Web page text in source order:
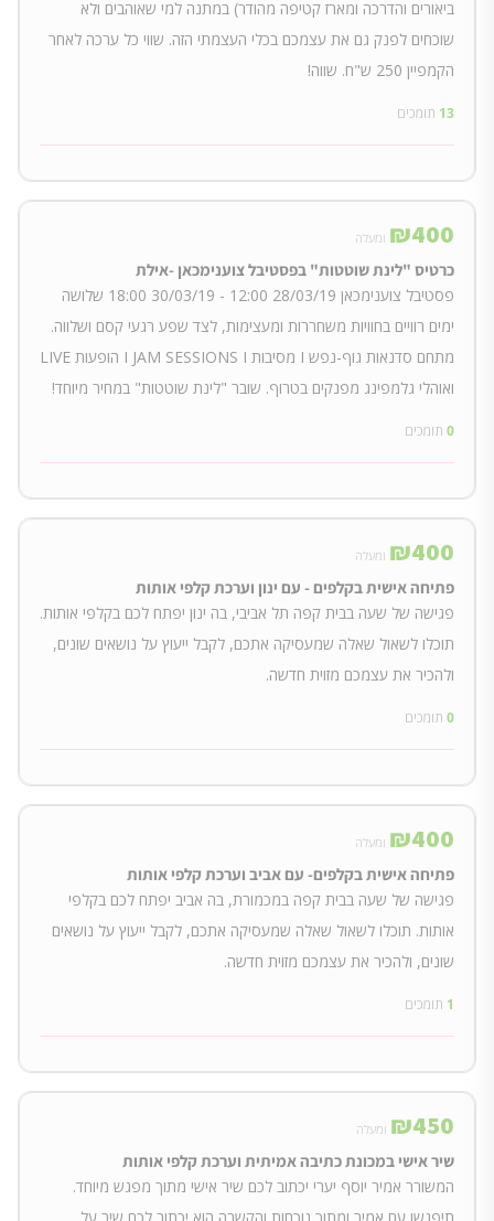
ביאורים והדרכה ומארז קטיפה מהודר) במתנה למי שאוהבים ולא
שוכחים לפנק גם את עצמכם בכלי העצמתי הזה. שווי כל ערכה לאחר
הקמפיין 250 ש"ח. שווה!
13 תומכים
₪400 ומעלה
כרטיס "לינת שוטטות" בפסטיבל צוענימכאן -אילת
פסטיבל צוענימכאן 28/03/19 12:00 - 30/03/19 18:00 שלושה
ימים רוויים בחוויות משחררות ומעצימות, לצד שפע רגעי קסם ושלווה.
מתחם סדנאות גוף-נפש I מסיבות I JAM SESSIONS I הופעות LIVE
ואוהלי גלמפינג מפנקים בטרוף. שובר "לינת שוטטות" במחיר מיוחד!
0 תומכים
₪400 ומעלה
פתיחה אישית בקלפים - עם ינון וערכת קלפי אותות
פגישה של שעה בבית קפה תל אביבי, בה ינון יפתח לכם בקלפי אותות.
תוכלו לשאול שאלה שמעסיקה אתכם, לקבל ייעוץ על נושאים שונים,
ולהכיר את עצמכם מזוית חדשה.
0 תומכים
₪400 ומעלה
פתיחה אישית בקלפים- עם אביב וערכת קלפי אותות
פגישה של שעה בבית קפה במכמורת, בה אביב יפתח לכם בקלפי
אותות. תוכלו לשאול שאלה שמעסיקה אתכם, לקבל ייעוץ על נושאים
שונים, ולהכיר את עצמכם מזוית חדשה.
1 תומכים
₪450 ומעלה
שיר אישי במכונת כתיבה אמיתית וערכת קלפי אותות
המשורר אמיר יוסף יערי יכתוב לכם שיר אישי מתוך מפגש מיוחד.
תיפגשו עם אמיר ומתוך נוכחות והקשבה הוא יכתוב לכם שיר על